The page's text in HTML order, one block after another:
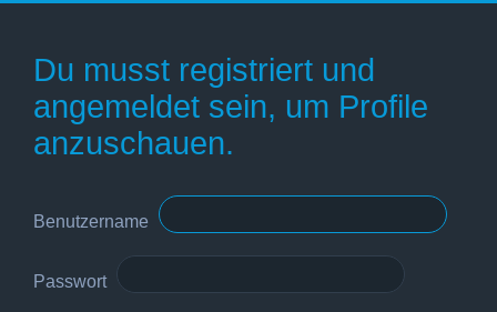
Du musst registriert und
angemeldet sein, um Profile
anzuschauen.
Benutzername
Passwort